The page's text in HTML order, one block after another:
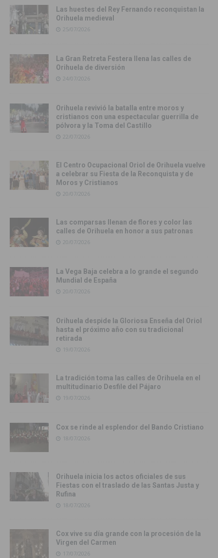
Las huestes del Rey Fernando reconquistan la
Orihuela medieval
25/07/2026
La Gran Retreta Festera llena las calles de
Orihuela de diversión
24/07/2026
Orihuela revivió la batalla entre moros y
cristianos con una espectacular guerrilla de
pólvora y la Toma del Castillo
22/07/2026
El Centro Ocupacional Oriol de Orihuela vuelve
a celebrar su Fiesta de la Reconquista y de
Moros y Cristianos
20/07/2026
Las comparsas llenan de flores y color las
calles de Orihuela en honor a sus patronas
20/07/2026
La Vega Baja celebra a lo grande el segundo
Mundial de España
20/07/2026
Orihuela despide la Gloriosa Enseña del Oriol
hasta el próximo año con su tradicional
retirada
19/07/2026
La tradición toma las calles de Orihuela en el
multitudinario Desfile del Pájaro
19/07/2026
Cox se rinde al esplendor del Bando Cristiano
18/07/2026
Orihuela inicia los actos oficiales de sus
Fiestas con el traslado de las Santas Justa y
Rufina
18/07/2026
Cox vive su día grande con la procesión de la
Virgen del Carmen
17/07/2026